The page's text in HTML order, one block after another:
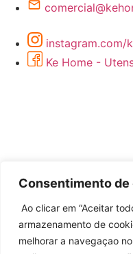
Consentimento
Ao clicar em “Aceitar
armazenamento de
melhorar a navegaçao
instagram.com/
Ke Home -
Desenvolvido por